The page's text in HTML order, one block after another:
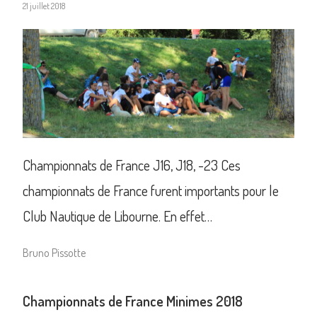
21 juillet 2018
Championnats de France J16, J18, -23 Ces
championnats de France furent importants pour le
Club Nautique de Libourne. En effet…
Bruno Pissotte
Championnats de France Minimes 2018